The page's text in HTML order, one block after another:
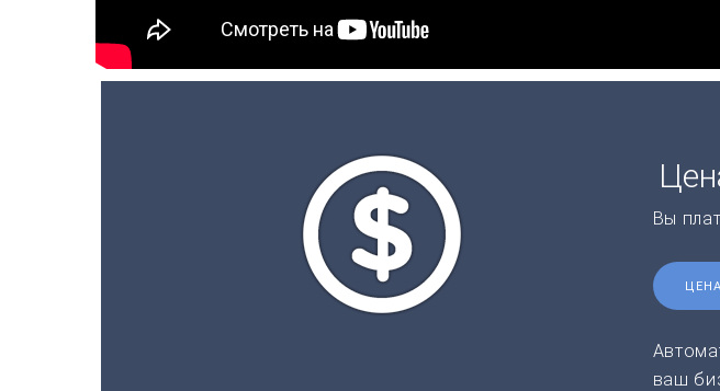
Вы
ваш